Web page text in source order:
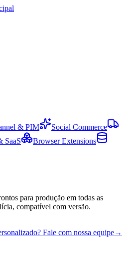
& PIM
Social Commerce
SaaS
Browser Extensions
para produção em todas as
compatível com versão.
Fale com nossa equipe→